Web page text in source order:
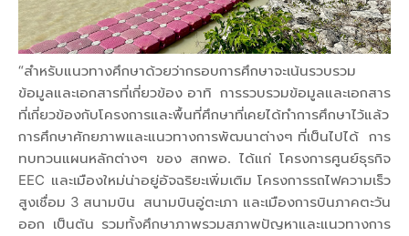
“สำหรับแนวทางศึกษาด้วยว่ากรอบการศึกษาจะเน้นรวบรวม
ข้อมูลและเอกสารที่เกี่ยวข้อง อาทิ การรวบรวมข้อมูลและเอกสาร
ที่เกี่ยวข้องกับโครงการและพื้นที่ศึกษาที่เคยได้ทำการศึกษาไว้แล้ว
การศึกษาศักยภาพและแนวทางการพัฒนาต่างๆ ที่เป็นไปได้ การ
ทบทวนแผนหลักต่างๆ ของ สกพอ. ได้แก่ โครงการศูนย์ธุรกิจ
EEC และเมืองใหม่น่าอยู่อัจฉริยะเพิ่มเติม โครงการรถไฟความเร็ว
สูงเชื่อม 3 สนามบิน สนามบินอู่ตะเภา และเมืองการบินภาคตะวัน
ออก เป็นต้น รวมทั้งศึกษาภาพรวมสภาพปัญหาและแนวทางการ